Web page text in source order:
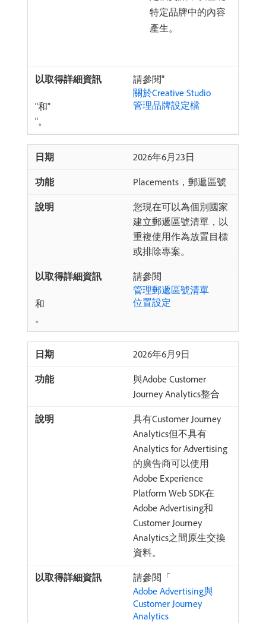
特定品牌中的內容
產生。
請參閱"
關於Creative Studio
"和"
管理品牌設定檔
"。
2026年6月23日
Placements，郵遞區號
您現在可以為個別國家
建立郵遞區號清單，以
重複使用作為放置目標
或排除專案。
請參閱
管理郵遞區號清單
和
位置設定
。
2026年6月9日
與Adobe Customer
Journey Analytics整合
具有Customer Journey
Analytics但不具有
Analytics for Advertising
的廣告商可以使用
Adobe Experience
Platform Web SDK在
Adobe Advertising和
Customer Journey
Analytics之間原生交換
資料。
請參閱「
Adobe Advertising與
Customer Journey
Analytics